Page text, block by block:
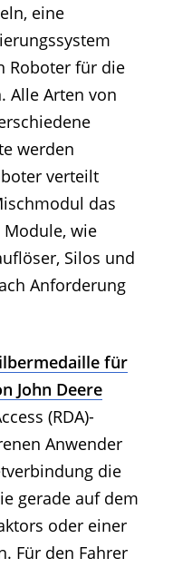
eine
Roboter für die
Alle Arten von
werden
verteilt
das
wie
Silos und
Anforderung
für
John Deere
(RDA)-
Anwender
die
gerade auf dem
oder einer
Für den Fahrer